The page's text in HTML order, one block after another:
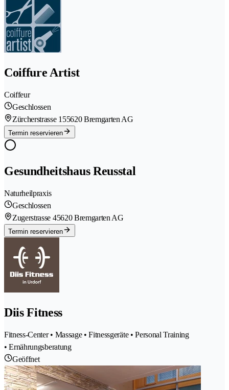
Coiffure Artist
Coiffeur
Geschlossen
Zürcherstrasse 155620 Bremgarten AG
Termin reservieren
Gesundheitshaus Reusstal
Naturheilpraxis
Geschlossen
Zugerstrasse 45620 Bremgarten AG
Termin reservieren
Diis Fitness
Fitness-Center • Massage • Fitnessgeräte • Personal Training
• Ernährungsberatung
Geöffnet